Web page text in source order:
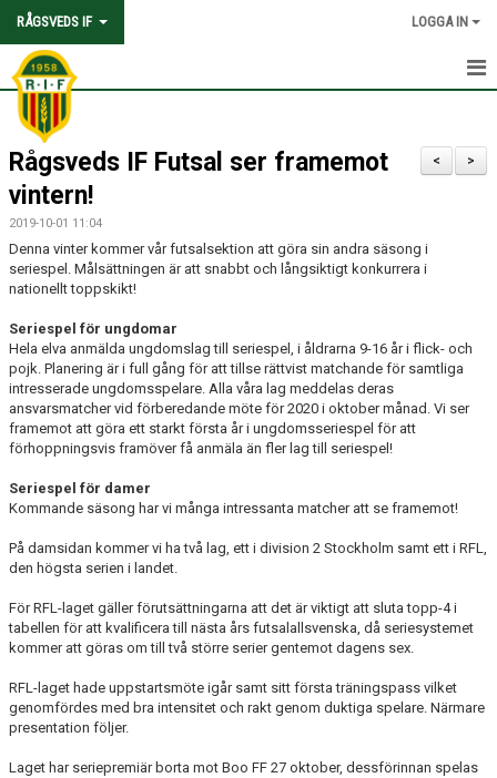
RÅGSVEDS IF LOGGA IN
HEM
KONTAKT
OM FÖRENINGEN
AVGIFTER
TRYGGHET OCH VÄRDEGRUND
KNATTEFOTBOLLSSKOLA
PARTNERSKAP & SPONSRING
SKOLSAMARBETEN
SOCIAL HÅLLBARHET
TRÄNINGSKLÄDER
FONDER
>
<
Rågsveds IF Futsal ser framemot
vintern!
2019-10-01 11:04
Denna vinter kommer vår futsalsektion att göra sin andra säsong i
seriespel. Målsättningen är att snabbt och långsiktigt konkurrera i
nationellt toppskikt!
Seriespel för ungdomar
Hela elva anmälda ungdomslag till seriespel, i åldrarna 9-16 år i flick- och
pojk. Planering är i full gång för att tillse rättvist matchande för samtliga
intresserade ungdomsspelare. Alla våra lag meddelas deras
ansvarsmatcher vid förberedande möte för 2020 i oktober månad. Vi ser
framemot att göra ett starkt första år i ungdomsseriespel för att
förhoppningsvis framöver få anmäla än fler lag till seriespel!
Seriespel för damer
Kommande säsong har vi många intressanta matcher att se framemot!
På damsidan kommer vi ha två lag, ett i division 2 Stockholm samt ett i RFL,
den högsta serien i landet.
För RFL-laget gäller förutsättningarna att det är viktigt att sluta topp-4 i
tabellen för att kvalificera till nästa års futsalallsvenska, då seriesystemet
kommer att göras om till två större serier gentemot dagens sex.
RFL-laget hade uppstartsmöte igår samt sitt första träningspass vilket
genomfördes med bra intensitet och rakt genom duktiga spelare. Närmare
presentation följer.
Laget har seriepremiär borta mot Boo FF 27 oktober, dessförinnan spelas